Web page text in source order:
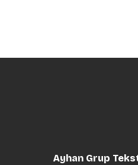
Ayhan Grup